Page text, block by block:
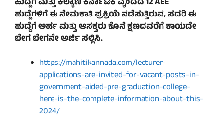
ಹುದ್ದೆಗಳಿಗೆ ಈ ನೇಮಕಾತಿ ಪ್ರಕ್ರಿಯೆ ನಡೆಸುತ್ತಿರುವ, ಸದರಿ ಈ
ಹುದ್ದೆಗೆ ಅರ್ಹ ಮತ್ತು ಆಸಕ್ತರು ಕೊನೆ ಕ್ಷಣದವರೆಗೆ ಕಾಯದೇ
ಬೇಗ ಬೇಗನೇ ಅರ್ಜಿ ಸಲ್ಲಿಸಿ.
https://mahitikannada.com/lecturer-
applications-are-invited-for-vacant-posts-in-
government-aided-pre-graduation-college-
here-is-the-complete-information-about-this-
2024/